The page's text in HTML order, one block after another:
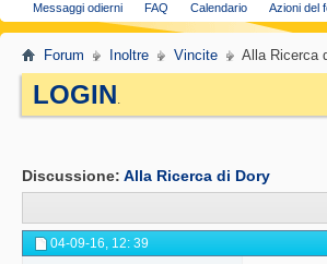
Messaggi odierni FAQ Calendario Azioni del
Forum Inoltre Vincite Alla Ricerca
LOGIN.
Discussione: Alla Ricerca di Dory
04-09-16, 12: 39